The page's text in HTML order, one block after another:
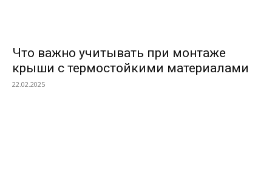
Что важно учитывать при монтаже
крыши с термостойкими материалами
22.02.2025